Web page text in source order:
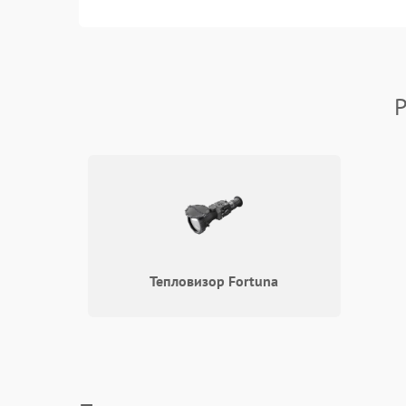
Корпус/Герметичность
Датчики
Тепловизор Fortuna